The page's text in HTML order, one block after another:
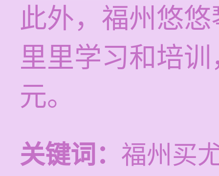
此外，福州悠
里里学习和培
元。
关键词： 福州买